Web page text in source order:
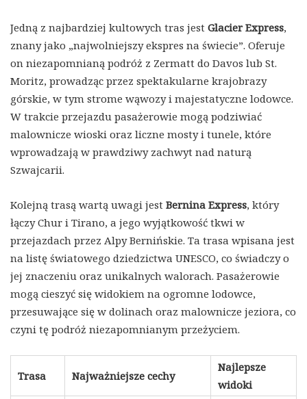
Jedną z najbardziej kultowych tras jest Glacier Express,
znany jako „najwolniejszy ekspres na świecie”. Oferuje
on niezapomnianą podróż z Zermatt do Davos lub St.
Moritz, prowadząc przez spektakularne krajobrazy
górskie, w tym strome wąwozy i majestatyczne lodowce.
W trakcie przejazdu pasażerowie mogą podziwiać
malownicze wioski oraz liczne mosty i tunele, które
wprowadzają w prawdziwy zachwyt nad naturą
Szwajcarii.
Kolejną trasą wartą uwagi jest Bernina Express, który
łączy Chur i Tirano, a jego wyjątkowość tkwi w
przejazdach przez Alpy Bernińskie. Ta trasa wpisana jest
na listę światowego dziedzictwa UNESCO, co świadczy o
jej znaczeniu oraz unikalnych walorach. Pasażerowie
mogą cieszyć się widokiem na ogromne lodowce,
przesuwające się w dolinach oraz malownicze jeziora, co
czyni tę podróż niezapomnianym przeżyciem.
Trasa Najważniejsze cechy
Najlepsze
widoki